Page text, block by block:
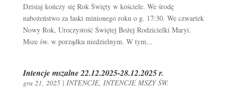
Dzisiaj kończy się Rok Święty w kościele. We środę
nabożeństwo za łaski minionego roku o g. 17:30. We czwartek
Nowy Rok, Uroczystość Świętej Bożej Rodzicielki Maryi.
Msze św. w porządku niedzielnym. W tym...
Intencje mszalne 22.12.2025-28.12.2025 r.
gru 21, 2025| INTENCJE, INTENCJE MSZY ŚW.